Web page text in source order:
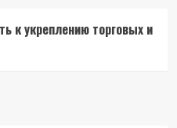
к укреплению торговых и